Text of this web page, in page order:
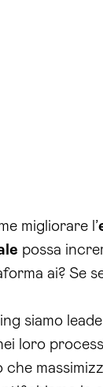
migliorare l’
possa
ai? Se
siamo
loro